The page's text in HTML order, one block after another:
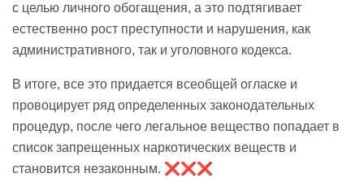
с целью личного обогащения, а это подтягивает
естественно рост преступности и нарушения, как
административного, так и уголовного кодекса.
В итоге, все это придается всеобщей огласке и
провоцирует ряд определенных законодательных
процедур, после чего легальное вещество попадает в
список запрещенных наркотических веществ и
становится незаконным. ❌❌❌